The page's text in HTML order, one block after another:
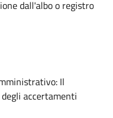
dall'albo o registro
Il
accertamenti